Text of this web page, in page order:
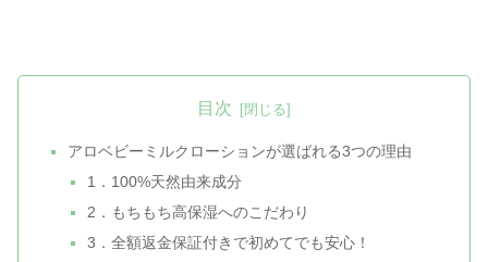
目次
アロベビーミルクローションが選ばれる3つの理由
1．100%天然由来成分
2．もちもち高保湿へのこだわり
3．全額返金保証付きで初めてでも安心！